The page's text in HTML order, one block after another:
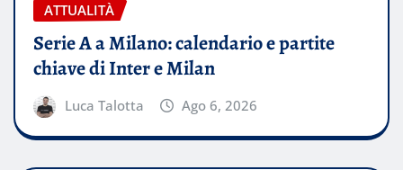
ATTUALITÀ
Serie A a Milano: calendario e partite
chiave di Inter e Milan
Luca Talotta Ago 6, 2026